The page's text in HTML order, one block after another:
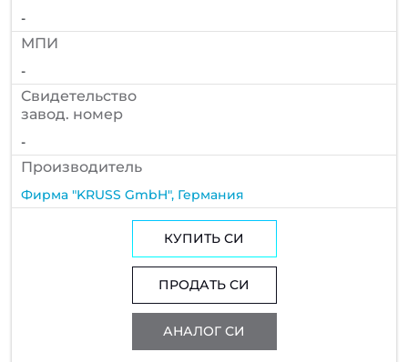
-
МПИ
-
Cвидетельство
завод. номер
-
Производитель
Фирма "KRUSS GmbH", Германия
КУПИТЬ СИ
ПРОДАТЬ СИ
АНАЛОГ СИ